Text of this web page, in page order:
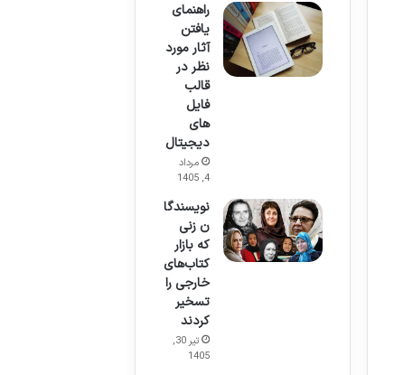
راهنمای
یافتن
آثار مورد
نظر در
قالب
فایل
های
دیجیتال
مرداد
4, 1405
نویسندگا
ن زنی
که بازار
کتاب‌های
خارجی را
تسخیر
کردند
تیر 30,
1405